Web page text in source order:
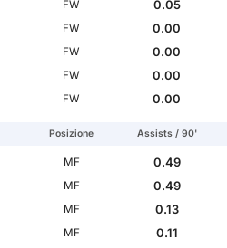
FW
0.05
FW
0.00
FW
0.00
FW
0.00
FW 0.00
Posizione Assists / 90'
MF
0.49
MF
0.49
MF
0.13
MF
0.11